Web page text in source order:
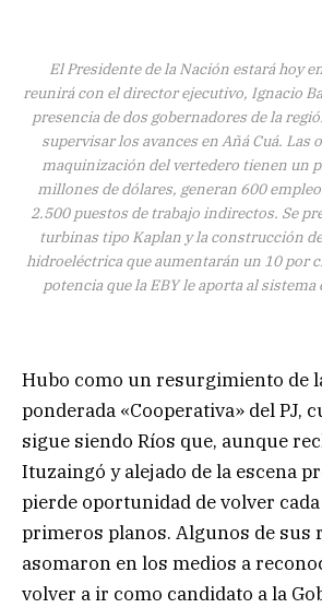
El Presidente de la Nación estará hoy
reunirá con el director ejecutivo, Ignacio
presencia de dos gobernadores de la
supervisar los avances en Añá Cuá. Las
maquinización del vertedero tienen un
millones de dólares, generan 600
2.500 puestos de trabajo indirectos. Se
turbinas tipo Kaplan y la construcción
hidroeléctrica que aumentarán un 10 por
potencia que la EBY le aporta al
Hubo como un resurgimiento de
ponderada «Cooperativa» del PJ,
sigue siendo Ríos que, aunque
Ituzaingó y alejado de la escena
pierde oportunidad de volver
primeros planos. Algunos de sus
asomaron en los medios a
volver a ir como candidato a la